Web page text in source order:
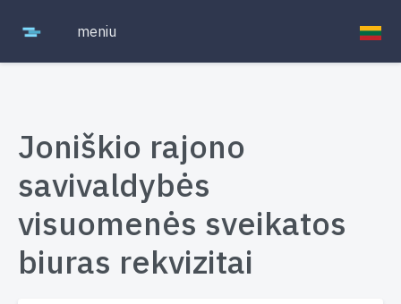
meniu
Joniškio rajono
savivaldybės
visuomenės sveikatos
biuras rekvizitai